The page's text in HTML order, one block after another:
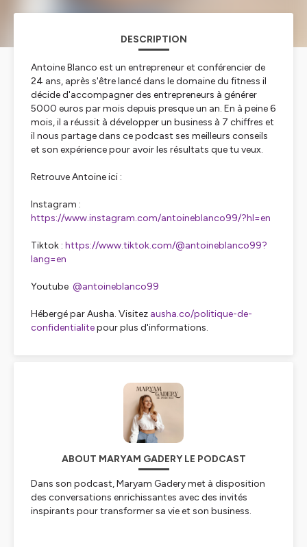
DESCRIPTION
Antoine Blanco est un entrepreneur et conférencier de
24 ans, après s'être lancé dans le domaine du fitness il
décide d'accompagner des entrepreneurs à générer
5000 euros par mois depuis presque un an. En à peine 6
mois, il a réussit à développer un business à 7 chiffres et
il nous partage dans ce podcast ses meilleurs conseils
et son expérience pour avoir les résultats que tu veux.
Retrouve Antoine ici :
Instagram :
https://www.instagram.com/antoineblanco99/?hl=en
Tiktok : https://www.tiktok.com/@antoineblanco99?
lang=en
Youtube @antoineblanco99
Hébergé par Ausha. Visitez ausha.co/politique-de-
confidentialitepour plus d'informations.
ABOUT MARYAM GADERY LE PODCAST
Dans son podcast, Maryam Gadery met à disposition
des conversations enrichissantes avec des invités
inspirants pour transformer sa vie et son business.